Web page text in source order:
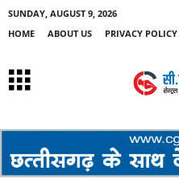
SUNDAY, AUGUST 9, 2026
HOME
ABOUT US PRIVACY POLICY